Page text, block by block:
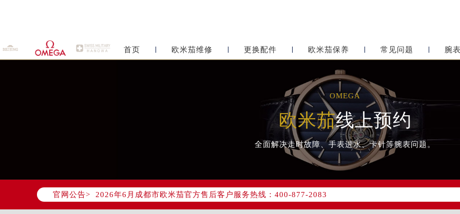
首页 欧米茄维修 更换配件 欧米茄保养 常见问题 腕
OMEGA
欧米茄线上预约
全面解决走时故障、手表进水、卡针等腕表问题。
官网公告>
2026年6月成都市欧米茄官方售后客户服务热线：400-877-2083
2026年6月欧米茄售后服务中心最新网点地址：
成都市锦江区人民东路6号SAC东原中心写字楼24层2406B室（需提前预约）